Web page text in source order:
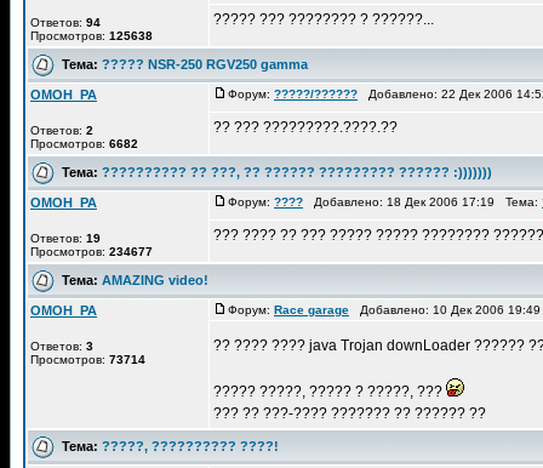
Ответов: 94
Просмотров: 125638
????? ??? ???????? ? ??????...
Тема: ????? NSR-250 RGV250 gamma
OMOH_PA
Ответов: 2
Просмотров: 6682
Форум: ?????/?????? Добавлено: 22 Дек 2006
?? ??? ?????????.????.??
Тема: ?????????? ?? ???, ?? ?????? ????????? ?????? :)))))))
OMOH_PA
Ответов: 19
Просмотров: 234677
Форум: ???? Добавлено: 18 Дек 2006 17:19 Тема:
??? ???? ?? ??? ????? ????? ????????
Тема: AMAZING video!
OMOH_PA
Ответов: 3
Просмотров: 73714
Форум: Race garage Добавлено: 10 Дек 2006
?? ???? ???? java Trojan downLoader ??????
????? ?????, ????? ? ?????, ???
??? ?? ???-???? ??????? ?? ?????? ??
Тема: ?????, ?????????? ????!